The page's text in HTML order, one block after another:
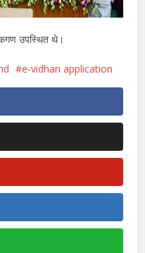
उपस्थित थे।
e-vidhan application